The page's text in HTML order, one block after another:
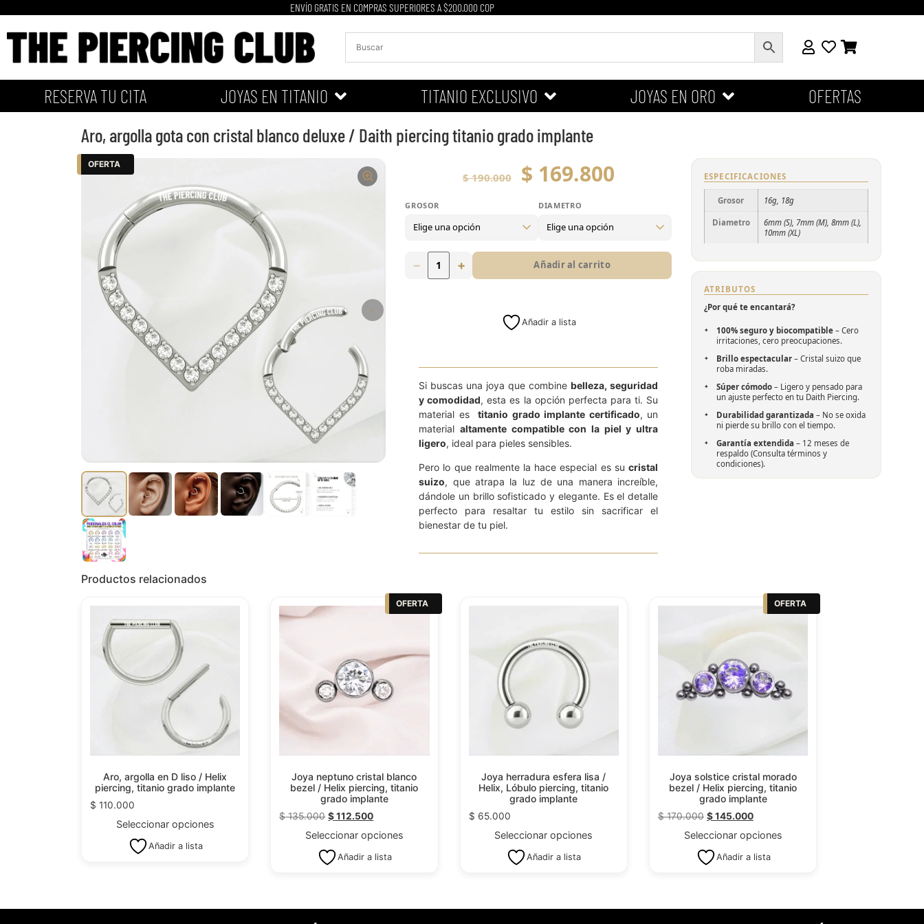
ENVÍO GRATIS EN COMPRAS SUPERIORES A $200.000 COP
RESERVA TU CITA JOYAS EN TITANIO TITANIO EXCLUSIVO JOYAS EN ORO
OFERTAS
Aro, argolla gota con cristal blanco deluxe / Daith piercing titanio grado implante
OFERTA
›
$190.000 $ 169.800
16g
GROSOR DIAMETRO
− + Añadir al carrito
Añadir a lista
Si buscas una joya que combinebelleza, seguridad
y comodidad, esta es la opción perfecta para ti. Su
material estitanio grado implante certificado, un
material altamente compatible con la piel y ultra
ligero, ideal para pieles sensibles.
Pero lo que realmente la hace especial es su cristal
suizo, que atrapa la luz de una manera increíble,
dándole un brillo sofisticado y elegante. Es el detalle
perfecto para resaltar tu estilo sin sacrificar el
bienestar de tu piel.
ESPECIFICACIONES
Grosor 16g, 18g
Diametro
6mm (S), 7mm (M), 8mm (L),
10mm (XL)
ATRIBUTOS
¿Por qué te encantará?
100% seguro y biocompatible– Cero
irritaciones, cero preocupaciones.
Brillo espectacular– Cristal suizo que
roba miradas.
Súper cómodo– Ligero y pensado para
un ajuste perfecto en tu Daith Piercing.
Durabilidad garantizada – No se oxida
ni pierde su brillo con el tiempo.
Garantía extendida – 12 meses de
respaldo (Consulta términos y
condiciones).
Productos relacionados
Aro, argolla en D liso / Helix
piercing, titanio grado implante
$ 110.000
Seleccionar opciones
Añadir a lista
OFERTA
Joya neptuno cristal blanco
bezel / Helix piercing, titanio
grado implante
$135.000 $112.500
Seleccionar opciones
Añadir a lista
Joya herradura esfera lisa /
Helix, Lóbulo piercing, titanio
grado implante
$ 65.000
Seleccionar opciones
Añadir a lista
OFERTA
Joya solstice cristal morado
bezel / Helix piercing, titanio
grado implante
$170.000 $145.000
Seleccionar opciones
Añadir a lista